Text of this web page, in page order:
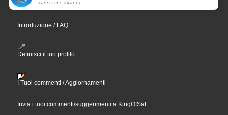
Introduzione / FAQ
Definisci il tuo profilo
I Tuoi commenti / Aggiornamenti
Invia i tuoi commenti/suggerimenti a KingOfSat